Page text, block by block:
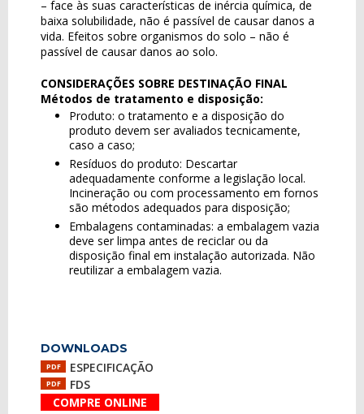
– face às suas características de inércia química, de
baixa solubilidade, não é passível de causar danos a
vida. Efeitos sobre organismos do solo – não é
passível de causar danos ao solo.
CONSIDERAÇÕES SOBRE DESTINAÇÃO FINAL
Métodos de tratamento e disposição:
Produto: o tratamento e a disposição do
produto devem ser avaliados tecnicamente,
caso a caso;
Resíduos do produto: Descartar
adequadamente conforme a legislação local.
Incineração ou com processamento em fornos
são métodos adequados para disposição;
Embalagens contaminadas: a embalagem vazia
deve ser limpa antes de reciclar ou da
disposição final em instalação autorizada. Não
reutilizar a embalagem vazia.
DOWNLOADS
PDF ESPECIFICAÇÃO
PDF
FDS
COMPRE ONLINE